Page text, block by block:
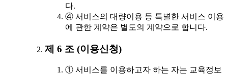
다.
④ 서비스의 대량이용 등 특별한 서비스 이용
에 관한 계약은 별도의 계약으로 합니다.
제 6 조 (이용신청)
① 서비스를 이용하고자 하는 자는 교육정보